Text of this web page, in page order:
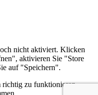
nicht aktiviert. Klicken
aktivieren Sie "Store
auf "Speichern".
richtig zu funktionieren.